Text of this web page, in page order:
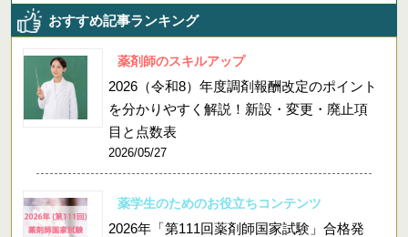
おすすめ記事ランキング
薬剤師のスキルアップ
2026（令和8）年度調剤報酬改定のポイント
を分かりやすく解説！新設・変更・廃止項
目と点数表
2026/05/27
薬学生のためのお役立ちコンテンツ
2026年「第111回薬剤師国家試験」合格発